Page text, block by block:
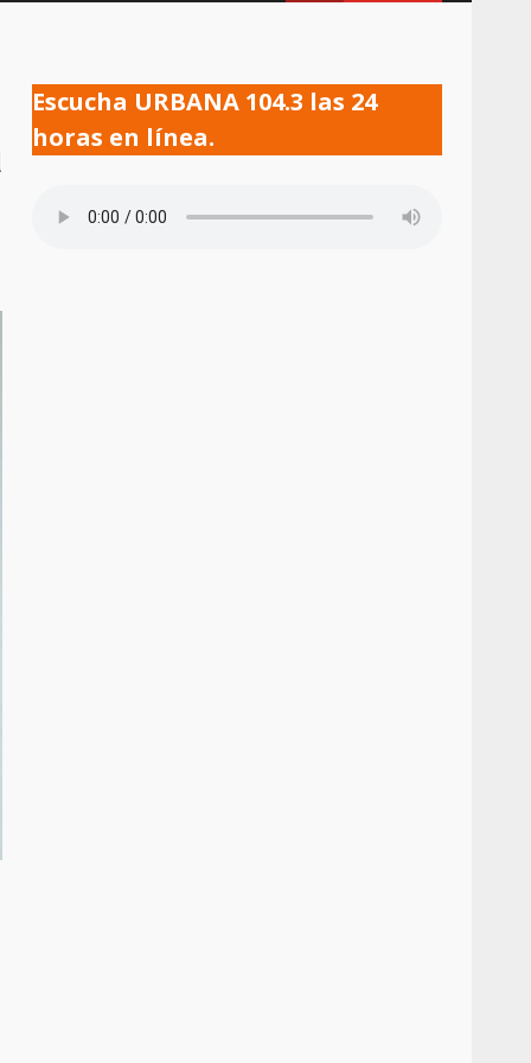
Escucha URBANA 104.3 las 24
horas en línea.